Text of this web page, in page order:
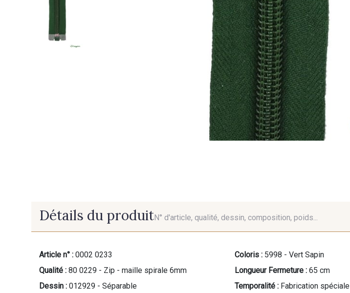
Détails du produitN° d'article, qualité, dessin, composition, poids...
Article n° : 0002 0233
Qualité : 80 0229 - Zip - maille spirale 6mm
Dessin : 012929 - Séparable
Coloris : 5998 - Vert Sapin
Longueur Fermeture : 65 cm
Temporalité : Fabrication spéciale